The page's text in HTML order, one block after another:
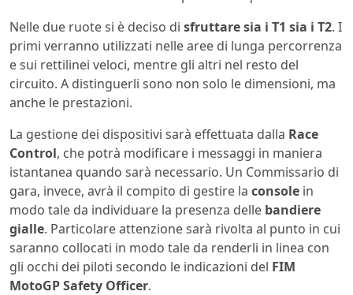
Nelle due ruote si è deciso di sfruttare sia i T1 sia i T2. I
primi verranno utilizzati nelle aree di lunga percorrenza
e sui rettilinei veloci, mentre gli altri nel resto del
circuito. A distinguerli sono non solo le dimensioni, ma
anche le prestazioni.
La gestione dei dispositivi sarà effettuata dalla Race
Control, che potrà modificare i messaggi in maniera
istantanea quando sarà necessario. Un Commissario di
gara, invece, avrà il compito di gestire la console in
modo tale da individuare la presenza delle bandiere
gialle. Particolare attenzione sarà rivolta al punto in cui
saranno collocati in modo tale da renderli in linea con
gli occhi dei piloti secondo le indicazioni del FIM
MotoGP Safety Officer.